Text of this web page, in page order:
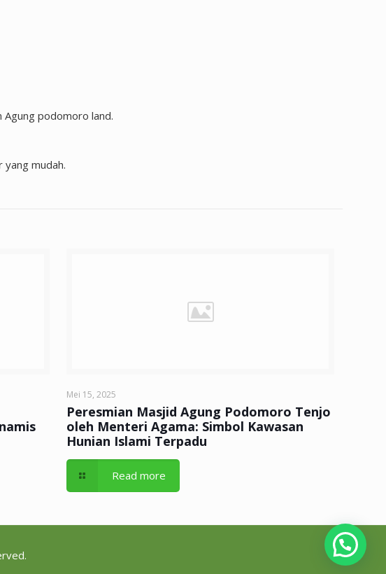
Agung podomoro land.
mudah.
Mei 15, 2025
Peresmian Masjid Agung Podomoro Tenjo
oleh Menteri Agama: Simbol Kawasan
Hunian Islami Terpadu
Read more